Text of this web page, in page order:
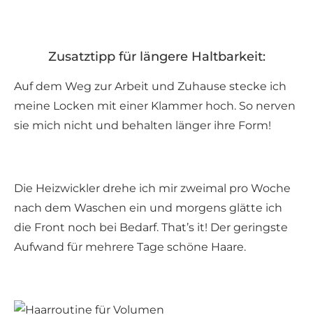
Zusatztipp für längere Haltbarkeit:
Auf dem Weg zur Arbeit und Zuhause stecke ich
meine Locken mit einer Klammer hoch. So nerven
sie mich nicht und behalten länger ihre Form!
Die Heizwickler drehe ich mir zweimal pro Woche
nach dem Waschen ein und morgens glätte ich
die Front noch bei Bedarf. That’s it! Der geringste
Aufwand für mehrere Tage schöne Haare.